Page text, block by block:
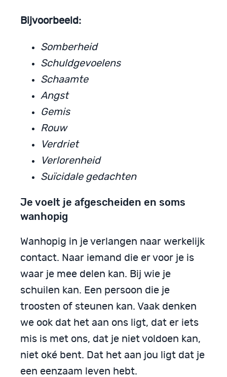
Bijvoorbeeld:
Somberheid
Schuldgevoelens
Schaamte
Angst
Gemis
Rouw
Verdriet
Verlorenheid
Suïcidale gedachten
Je voelt je afgescheiden en soms
wanhopig
Wanhopig in je verlangen naar werkelijk
contact. Naar iemand die er voor je is
waar je mee delen kan. Bij wie je
schuilen kan. Een persoon die je
troosten of steunen kan. Vaak denken
we ook dat het aan ons ligt, dat er iets
mis is met ons, dat je niet voldoen kan,
niet oké bent. Dat het aan jou ligt dat je
een eenzaam leven hebt.